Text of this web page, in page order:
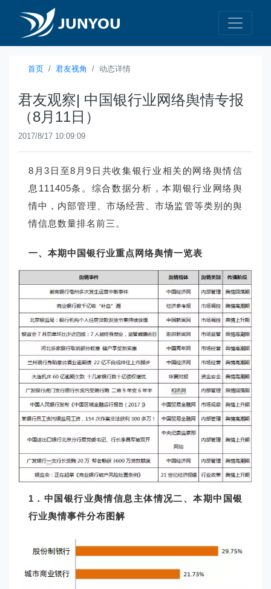
首页 君友视角 动态详情
君友观察| 中国银行业网络舆情专报
（8月11日）
2017/8/17 10:09:09
8月3日至8月9日共收集银行业相关的网络舆情信
息111405条。综合数据分析，本期银行业网络舆
情中，内部管理、市场经营、市场监管等类别的舆
情信息数量排名前三。
一、本期中国银行业重点网络舆情一览表
1 ．中国银行业舆情信息主体情况二、本期中国银
行业舆情事件分布图解